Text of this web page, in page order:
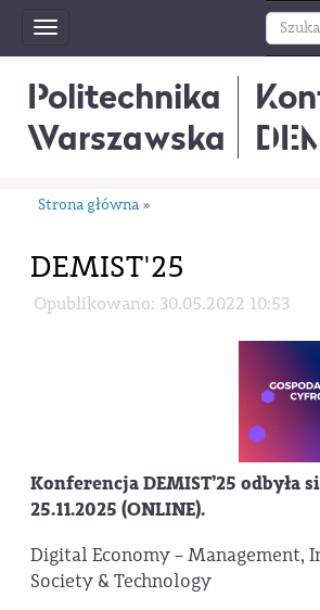
Toggle
navigation
Politechnika
Warszawska
Strona główna »
DEMIST'25
Opublikowano: 30.05.2022 10:53
Konferencja DEMIST’25 odbyła
25.11.2025 (ONLINE).
Digital Economy – Management,
Society & Technology